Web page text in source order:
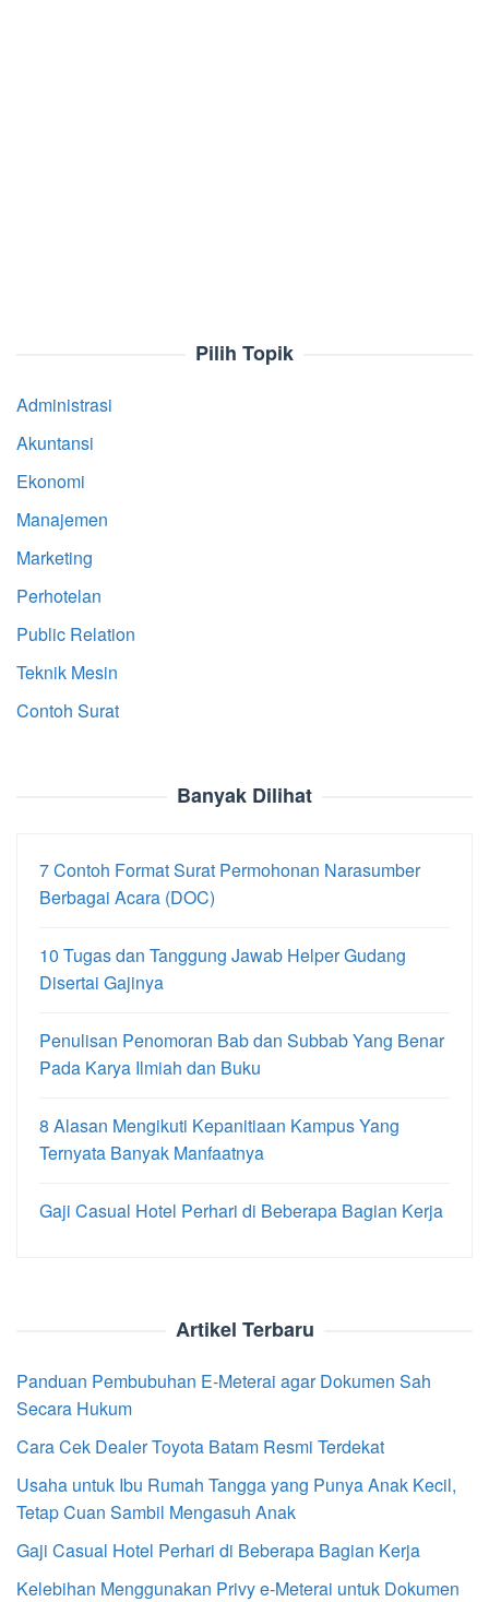
Pilih Topik
Administrasi
Akuntansi
Ekonomi
Manajemen
Marketing
Perhotelan
Public Relation
Teknik Mesin
Contoh Surat
Banyak Dilihat
7 Contoh Format Surat Permohonan Narasumber
Berbagai Acara (DOC)
10 Tugas dan Tanggung Jawab Helper Gudang
Disertai Gajinya
Penulisan Penomoran Bab dan Subbab Yang Benar
Pada Karya Ilmiah dan Buku
8 Alasan Mengikuti Kepanitiaan Kampus Yang
Ternyata Banyak Manfaatnya
Gaji Casual Hotel Perhari di Beberapa Bagian Kerja
Artikel Terbaru
Panduan Pembubuhan E-Meterai agar Dokumen Sah
Secara Hukum
Cara Cek Dealer Toyota Batam Resmi Terdekat
Usaha untuk Ibu Rumah Tangga yang Punya Anak Kecil,
Tetap Cuan Sambil Mengasuh Anak
Gaji Casual Hotel Perhari di Beberapa Bagian Kerja
Kelebihan Menggunakan Privy e-Meterai untuk Dokumen